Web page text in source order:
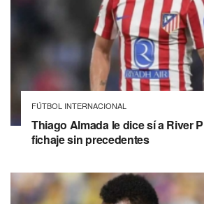
FÚTBOL INTERNACIONAL
Thiago Almada le dice sí a River
fichaje sin precedentes